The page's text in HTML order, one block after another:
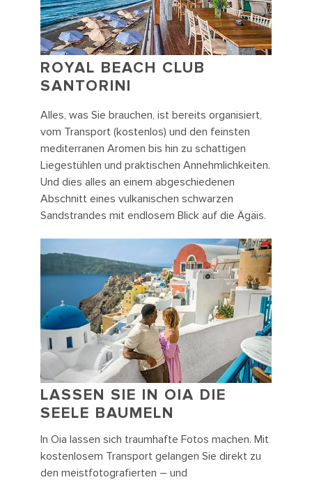
ROYAL BEACH CLUB
SANTORINI
Alles, was Sie brauchen, ist bereits organisiert,
vom Transport (kostenlos) und den feinsten
mediterranen Aromen bis hin zu schattigen
Liegestühlen und praktischen Annehmlichkeiten.
Und dies alles an einem abgeschiedenen
Abschnitt eines vulkanischen schwarzen
Sandstrandes mit endlosem Blick auf die Ägäis.
LASSEN SIE IN OIA DIE
SEELE BAUMELN
In Oia lassen sich traumhafte Fotos machen. Mit
kostenlosem Transport gelangen Sie direkt zu
den meistfotografierten – und